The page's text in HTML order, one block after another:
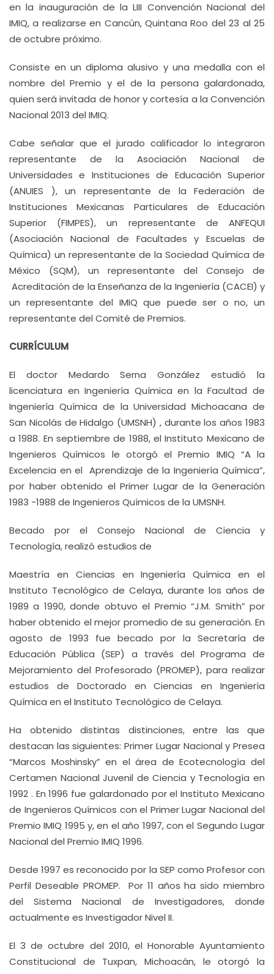
en la inauguración de la LIII Convención Nacional del
IMIQ, a realizarse en Cancún, Quintana Roo del 23 al 25
de octubre próximo.
Consiste en un diploma alusivo y una medalla con el
nombre del Premio y el de la persona galardonada,
quien será invitada de honor y cortesía a la Convención
Nacional 2013 del IMIQ.
Cabe señalar que el jurado calificador lo integraron
representante de la Asociación Nacional de
Universidades e Instituciones de Educación Superior
(ANUIES ), un representante de la Federación de
Instituciones Mexicanas Particulares de Educación
Superior (FIMPES), un representante de ANFEQUI
(Asociación Nacional de Facultades y Escuelas de
Química) un representante de la Sociedad Química de
México (SQM), un representante del Consejo de
Acreditación de la Enseñanza de la Ingeniería (CACEI) y
un representante del IMIQ que puede ser o no, un
representante del Comité de Premios.
CURRÍCULUM
El doctor Medardo Serna González estudió la
licenciatura en Ingeniería Química en la Facultad de
Ingeniería Química de la Universidad Michoacana de
San Nicolás de Hidalgo (UMSNH) , durante los años 1983
a 1988. En septiembre de 1988, el Instituto Mexicano de
Ingenieros Químicos le otorgó el Premio IMIQ “A la
Excelencia en el Aprendizaje de la Ingeniería Química”,
por haber obtenido el Primer Lugar de la Generación
1983 -1988 de Ingenieros Químicos de la UMSNH.
Becado por el Consejo Nacional de Ciencia y
Tecnología, realizó estudios de
Maestría en Ciencias en Ingeniería Química en el
Instituto Tecnológico de Celaya, durante los años de
1989 a 1990, donde obtuvo el Premio “J.M. Smith” por
haber obtenido el mejor promedio de su generación. En
agosto de 1993 fue becado por la Secretaría de
Educación Pública (SEP) a través del Programa de
Mejoramiento del Profesorado (PROMEP), para realizar
estudios de Doctorado en Ciencias en Ingeniería
Química en el Instituto Tecnológico de Celaya.
Ha obtenido distintas distinciones, entre las que
destacan las siguientes: Primer Lugar Nacional y Presea
“Marcos Moshinsky” en el área de Ecotecnología del
Certamen Nacional Juvenil de Ciencia y Tecnología en
1992 . En 1996 fue galardonado por el Instituto Mexicano
de Ingenieros Químicos con el Primer Lugar Nacional del
Premio IMIQ 1995 y, en el año 1997, con el Segundo Lugar
Nacional del Premio IMIQ 1996.
Desde 1997 es reconocido por la SEP como Profesor con
Perfil Deseable PROMEP. Por 11 años ha sido miembro
del Sistema Nacional de Investigadores, donde
actualmente es Investigador Nivel II.
El 3 de octubre del 2010, el Honorable Ayuntamiento
Constitucional de Tuxpan, Michoacán, le otorgó la